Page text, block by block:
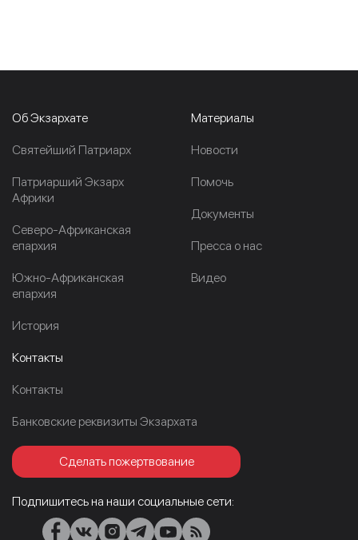
Об Экзархате
Cвятейший Патриарх
Патриарший Экзарх
Африки
Северо-Африканская
епархия
Южно-Африканская
епархия
История
Материалы
Новости
Помочь
Документы
Пресса о нас
Видео
Контакты
Контакты
Банковские реквизиты Экзархата
Сделать пожертвование
Подпишитесь на наши социальные сети: